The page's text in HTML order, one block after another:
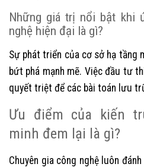
Những giá trị nổi bật khi
nghệ hiện đại là gì?
Sự phát triển của cơ sở hạ tầng
bứt phá mạnh mẽ. Việc đầu tư
quyết triệt để các bài toán lưu
Ưu điểm của kiến
minh đem lại là gì?
Chuyên gia công nghệ luôn